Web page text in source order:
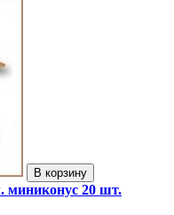
В корзину
миниконус 20 шт.